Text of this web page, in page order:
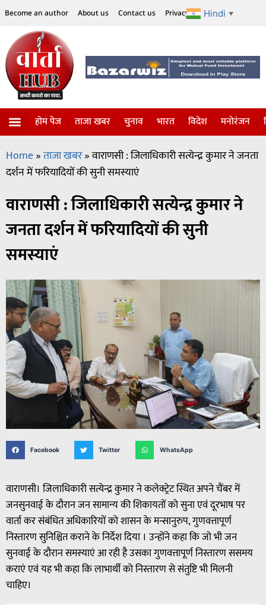
Become an author About us Contact us Privacy Policy Disclaimer
Hindi ▼
होम पेज ताजा खबर चुनाव भारत विदेश मनोरंजन
Home»ताजा खबर»वाराणसी : जिलाधिकारी सत्येन्द्र कुमार ने जनता
दर्शन में फरियादियों की सुनी समस्याएं
वाराणसी : जिलाधिकारी सत्येन्द्र कुमार ने
जनता दर्शन में फरियादियों की सुनी
समस्याएं
Facebook Twitter WhatsApp
वाराणसी। जिलाधिकारी सत्येन्द्र कुमार ने कलेक्ट्रेट स्थित अपने चैंबर में
जनसुनवाई के दौरान जन सामान्य की शिकायतों को सुना एवं दूरभाष पर
वार्ता कर संबंधित अधिकारियों को शासन के मन्सानुरुप, गुणवत्तापूर्ण
निस्तारण सुनिश्चित कराने के निर्देश दिया । उन्होंने कहा कि जो भी जन
सुनवाई के दौरान समस्याएं आ रही है उसका गुणवत्तापूर्ण निस्तारण ससमय
कराएं एवं यह भी कहा कि लाभार्थी को निस्तारण से संतुष्टि भी मिलनी
चाहिए।